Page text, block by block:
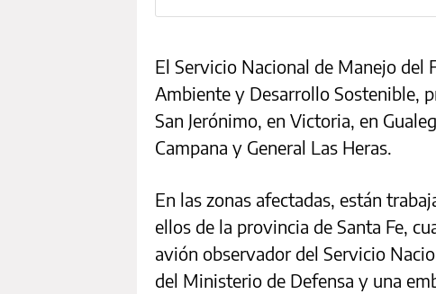
El Servicio Nacional de Manejo del
Ambiente y Desarrollo Sostenible,
San Jerónimo, en Victoria, en
Campana y General Las Heras.
En las zonas afectadas, están
ellos de la provincia de Santa Fe,
avión observador del Servicio
del Ministerio de Defensa y una